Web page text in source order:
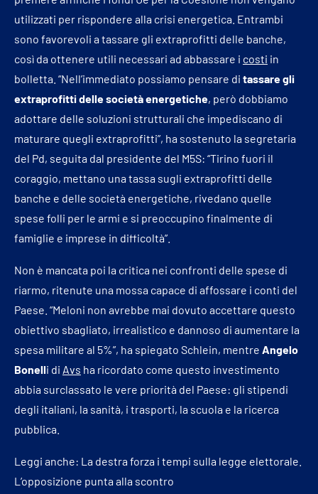
utilizzati per rispondere alla crisi energetica. Entrambi
sono favorevoli a tassare gli extraprofitti delle banche,
così da ottenere utili necessari ad abbassare i costi in
bolletta. “Nell’immediato possiamo pensare di tassare gli
extraprofitti delle società energetiche, però dobbiamo
adottare delle soluzioni strutturali che impediscano di
maturare quegli extraprofitti”, ha sostenuto la segretaria
del Pd, seguita dal presidente del M5S: “Tirino fuori il
coraggio, mettano una tassa sugli extraprofitti delle
banche e delle società energetiche, rivedano quelle
spese folli per le armi e si preoccupino finalmente di
famiglie e imprese in difficoltà”.
Non è mancata poi la critica nei confronti delle spese di
riarmo, ritenute una mossa capace di affossare i conti del
Paese. “Meloni non avrebbe mai dovuto accettare questo
obiettivo sbagliato, irrealistico e dannoso di aumentare la
spesa militare al 5%”, ha spiegato Schlein, mentre Angelo
Bonelli di Avs ha ricordato come questo investimento
abbia surclassato le vere priorità del Paese: gli stipendi
degli italiani, la sanità, i trasporti, la scuola e la ricerca
pubblica.
Leggi anche: La destra forza i tempi sulla legge elettorale.
L’opposizione punta alla scontro